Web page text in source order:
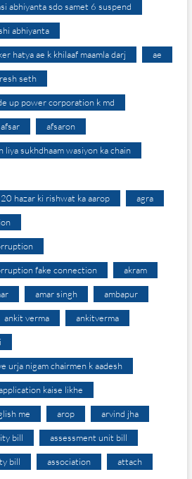
abhiyanta sdo samet 6 suspend
abhiyanta
hatya ae k khilaaf maamla darj ae
seth
up power corporation k md
afsar afsaron
sukhdhaam wasiyon ka chain
hazar ki rishwat ka aarop agra
fake connection akram
amar singh ambapur
ankit verma ankitverma
urja nigam chairmen k aadesh
kaise likhe
me arop arvind jha
bill assessment unit bill
bill association attach